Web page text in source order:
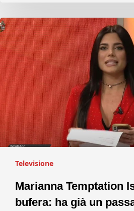
Televisione
Marianna Temptation
bufera: ha già un